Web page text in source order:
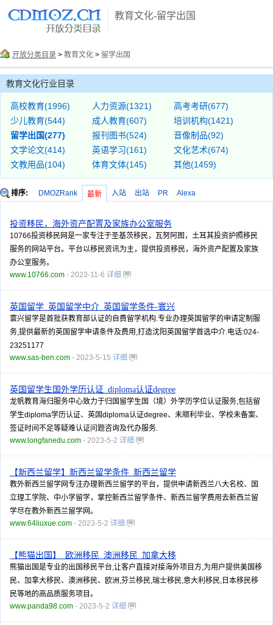
教育文化-留学出国
开放分类目录 > 教育文化 > 留学出国
教育文化行业目录
高校教育(1996) 人力资源(1321)
高考考研(677)
少儿教育(544)
成人教育(607)
培训机构(1421)
留学出国(277)
报刊图书(524)
音像制品(92)
文学论文(414)
英语学习(161)
文化艺术(674)
文教用品(104)
体育文体(145) 其他(1459)
排序: DMOZRank 最新 入站 出站 PR Alexa
投资移民，海外资产配置及家族办公室服务
10766投资移民网是一家专注于圣基茨移民，瓦努阿图，土耳其投资护照移民
服务的网站平台。平台以移民资讯为主，提供投资移民，海外资产配置及家族
办公室服务。
www.10766.com - 2023-11-6 详细
英国留学_英国留学中介_英国留学条件-寰兴
寰兴留学是首批获教育部认证的自费留学机构.专业办理英国留学的申请定制服
务,提供最新的英国留学申请条件及费用,打造沈阳英国留学首选中介.电话:024-
23251177
www.sas-ben.com - 2023-5-15 详细
英国留学生国外学历认证_diploma认证degree
龙帆教育海归服务中心致力于归国留学生国（境）外学历学位认证服务,包括留
学生diploma学历认证、英国diploma认证degree、未顺利毕业、学校未备案、
签证时间不足等疑难认证问题咨询及代办服务.
www.longfanedu.com - 2023-5-2 详细
【新西兰留学】新西兰留学条件_新西兰留学
教外新西兰留学网专注办理新西兰留学的平台，提供申请新西兰八大名校、国
立理工学院、中小学留学，掌控新西兰留学条件、新西兰留学费用去新西兰留
学尽在教外新西兰留学网。
www.64liuxue.com - 2023-5-2 详细
【熊猫出国】_欧洲移民_澳洲移民_加拿大移
熊猫出国是专业的出国移民平台,让客户直接对接海外项目方,为用户提供美国移
民、加拿大移民、澳洲移民、欧洲,芬兰移民,瑞士移民,意大利移民,日本移民移
民等地的高品质服务项目。
www.panda98.com - 2023-5-2 详细